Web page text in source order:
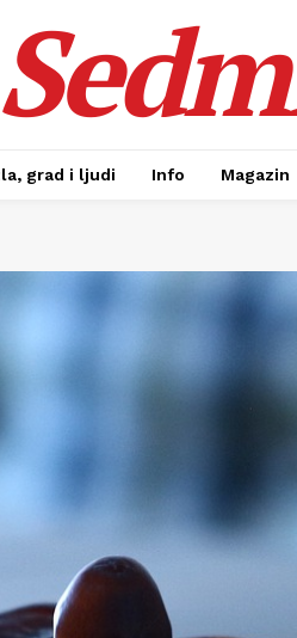
grad i ljudi Info Magazin